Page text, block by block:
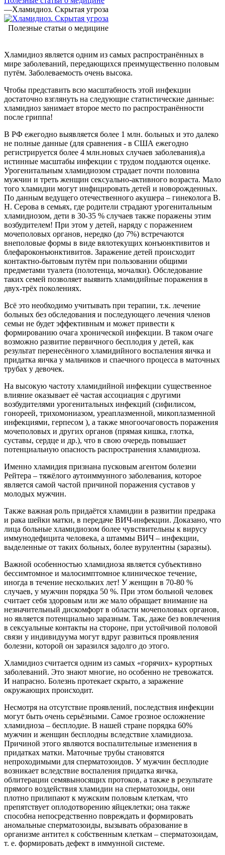
—Хламидиоз. Скрытая угроза
Полезные статьи о медицине
Хламидиоз является одним из самых распространённых в
мире заболеваний, передающихся преимущественно половым
путём. Заболеваемость очень высока.
Чтобы представить всю масштабность этой инфекции
достаточно взглянуть на следующие статистические данные:
хламидиоз занимает второе место по распространённости
после гриппа!
В РФ ежегодно выявляется более 1 млн. больных и это далеко
не полные данные (для сравнения - в США ежегодно
регистрируется более 4 млн.новых случаев заболевания),а
истинные масштабы инфекции с трудом поддаются оценке.
Урогенитальным хламидиозом страдает почти половина
мужчин и треть женщин сексуально-активного возраста. Мало
того хламидии могут инфицировать детей и новорожденных.
По данным ведущего отечественного акушера – гинеколога В.
Н. Серова в семьях, где родители страдают урогенитальным
хламидиозом, дети в 30-35 % случаев также поражены этим
возбудителем! При этом у детей, наряду с поражением
мочеполовых органов, нередко (до 7%) встречаются
внеполовые формы в виде вялотекущих конъюнктивитов и
блефароконъюнктивитов. Заражение детей происходит
контактно-бытовым путём при пользовании общими
предметами туалета (полотенца, мочалки). Обследование
таких семей позволяет выявить хламидийные поражения в
двух-трёх поколениях.
Всё это необходимо учитывать при терапии, т.к. лечение
больных без обследования и последующего лечения членов
семьи не будет эффективным и может привести к
формированию очага хронической инфекции. В таком очаге
возможно развитие первичного бесплодия у детей, как
результат перенесённого хламидийного воспаления яичка и
придатка яичка у мальчиков и спаечного процесса в маточных
трубах у девочек.
На высокую частоту хламидийной инфекции существенное
влияние оказывает её частая ассоциация с другими
возбудителями урогенитальных инфекций (сифилисом,
гонореей, трихомониазом, уреаплазменной, микоплазменной
инфекциями, герпесом ), а также многоочаговость поражения
мочеполовых и других органов (прямая кишка, глотка,
суставы, сердце и др.), что в свою очередь повышает
потенциальную опасность распространения хламидиоза.
Именно хламидия признана пусковым агентом болезни
Рейтера – тяжёлого аутоиммунного заболевания, которое
является самой частой причиной поражения суставов у
молодых мужчин.
Также важная роль придаётся хламидии в развитии предрака
и рака шейки матки, в передаче ВИЧ-инфекции. Доказано, что
лица больные хламидиозом более чувствительны к вирусу
иммунодефицита человека, а штаммы ВИЧ – инфекции,
выделенные от таких больных, более вурулентны (заразны).
Важной особенностью хламидиоза является субъективно
бессимтомное и малосимптомное клиническое течение,
иногда в течение нескольких лет! У женщин в 70-80 %
случаев, у мужчин порядка 50 %. При этом больной человек
считает себя здоровым или же мало обращает внимание на
незначительный дискомфорт в области мочеполовых органов,
но является потенциально заразным. Так, даже без вовлечения
в сексуальные контакты на стороне, при устойчивой половой
связи у индивидуума могут вдруг развиться проявления
болезни, которой он заразился задолго до этого.
Хламидиоз считается одним из самых «горячих» курортных
заболеваний. Это знают многие, но особенно не тревожатся.
И напрасно. Болезнь протекает скрыто, а заражение
окружающих происходит.
Несмотря на отсутствие проявлений, последствия инфекции
могут быть очень серьёзными. Самое грозное осложнение
хламидиоза – бесплодие. В нашей стране порядка 60%
мужчин и женщин бесплодны вследствие хламидиоза.
Причиной этого являются воспалительные изменения в
придатках матки. Маточные трубы становятся
непроходимыми для сперматозоидов. У мужчин бесплодие
возникает вследствие воспаления придатка яичка,
облитерации семявыносящих протоков, а также в результате
прямого воздействия хламидии на сперматозоиды, они
плотно прилипают к мужским половым клеткам, что
препятствует оплодотворению яйцеклетки; она также
способна непосредственно повреждать и формировать
аномальные сперматозоиды, вызывать образование в
организме антител к собственным клеткам – сперматозоидам,
т. е. формировать дефект в иммунной системе.